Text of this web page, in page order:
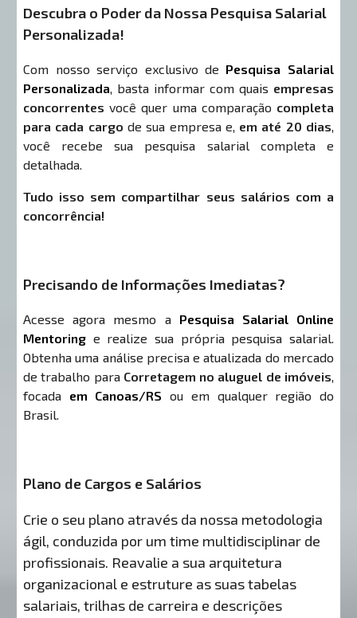
Descubra o Poder da Nossa Pesquisa Salarial
Personalizada!
Com nosso serviço exclusivo de Pesquisa Salarial
Personalizada, basta informar com quais empresas
concorrentes você quer uma comparação completa
para cada cargo de sua empresa e, em até 20 dias,
você recebe sua pesquisa salarial completa e
detalhada.
Tudo isso sem compartilhar seus salários com a
concorrência!
Precisando de Informações Imediatas?
Acesse agora mesmo a Pesquisa Salarial Online
Mentoring e realize sua própria pesquisa salarial.
Obtenha uma análise precisa e atualizada do mercado
de trabalho para Corretagem no aluguel de imóveis,
focada em Canoas/RS ou em qualquer região do
Brasil.
Plano de Cargos e Salários
Crie o seu plano através da nossa metodologia
ágil, conduzida por um time multidisciplinar de
profissionais. Reavalie a sua arquitetura
organizacional e estruture as suas tabelas
salariais, trilhas de carreira e descrições